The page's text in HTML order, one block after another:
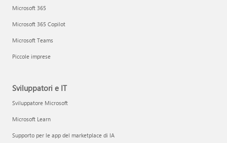
Microsoft 365
Microsoft 365 Copilot
Microsoft Teams
Piccole imprese
Sviluppatori e IT
Sviluppatore Microsoft
Microsoft Learn
Supporto per le app del marketplace di IA